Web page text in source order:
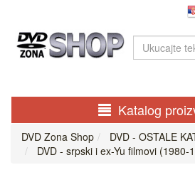
Katalog
DVD Zona Shop
DVD - OSTALE
DVD - srpski i ex-Yu filmovi (1980-